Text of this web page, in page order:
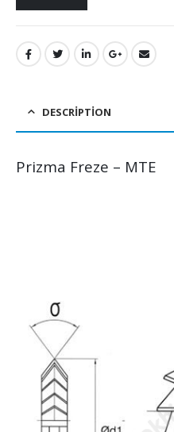
DESCRIPTION
Prizma Freze – MTE